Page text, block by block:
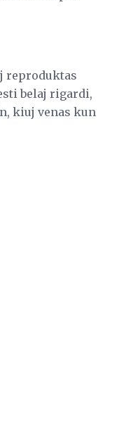
reproduktas
belaj rigardi,
kiuj venas kun